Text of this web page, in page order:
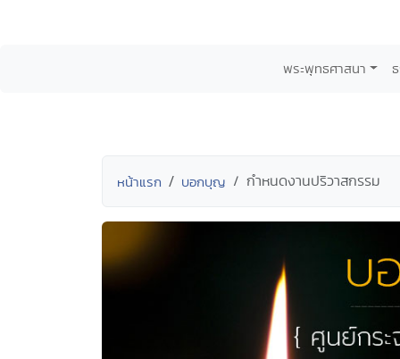
พระพุทธศาสนา
หน้าแรก บอกบุญ กำหนดงานปริวาสกรรม